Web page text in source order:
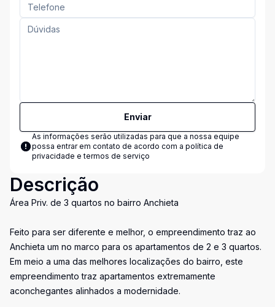
Enviar
As informações serão utilizadas para que a nossa equipe
possa entrar em contato de acordo com a política de
privacidade e termos de serviço
Descrição
Área Priv. de 3 quartos no bairro Anchieta
Feito para ser diferente e melhor, o empreendimento traz ao
Anchieta um no marco para os apartamentos de 2 e 3 quartos.
Em meio a uma das melhores localizações do bairro, este
empreendimento traz apartamentos extremamente
aconchegantes alinhados a modernidade.